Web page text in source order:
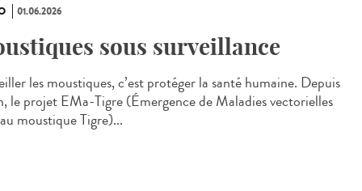
01.06.2026
sous surveillance
les moustiques, c’est protéger la santé humaine. Depuis
le projet EMa‑Tigre (Émergence de Maladies vectorielles
moustique Tigre)...